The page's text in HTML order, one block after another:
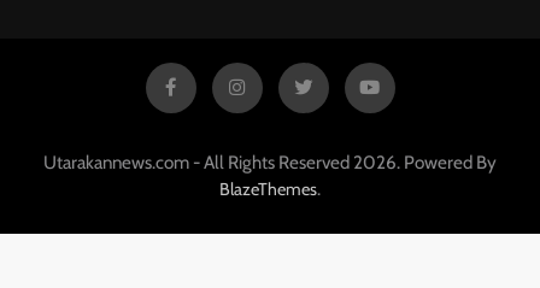
Utarakannews.com - All Rights Reserved 2026. Powered By
BlazeThemes.